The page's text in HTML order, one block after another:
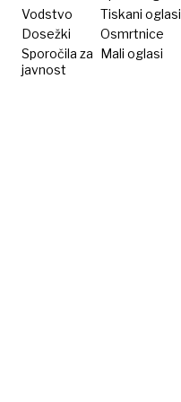
para
Vodstvo
Dosežki
Sporočila za
javnost
Tiskani oglasi
Osmrtnice
Mali oglasi